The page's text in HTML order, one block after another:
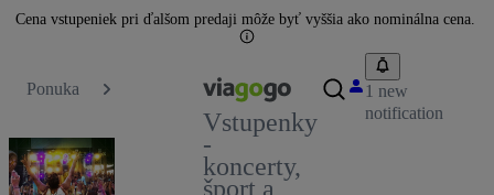
Cena vstupeniek pri ďalšom predaji môže byť vyššia ako nominálna cena.
Ponuka
Vstupenky
-
koncerty,
šport a
1 new
notification